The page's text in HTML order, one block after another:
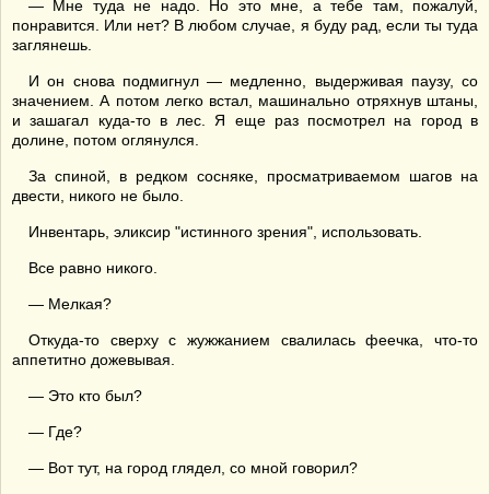
— Мне туда не надо. Но это мне, а тебе там, пожалуй,
понравится. Или нет? В любом случае, я буду рад, если ты туда
заглянешь.
И он снова подмигнул — медленно, выдерживая паузу, со
значением. А потом легко встал, машинально отряхнув штаны,
и зашагал куда-то в лес. Я еще раз посмотрел на город в
долине, потом оглянулся.
За спиной, в редком сосняке, просматриваемом шагов на
двести, никого не было.
Инвентарь, эликсир "истинного зрения", использовать.
Все равно никого.
— Мелкая?
Откуда-то сверху с жужжанием свалилась феечка, что-то
аппетитно дожевывая.
— Это кто был?
— Где?
— Вот тут, на город глядел, со мной говорил?